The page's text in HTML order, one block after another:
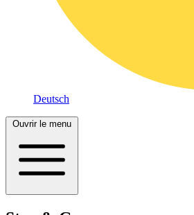
Deutsch
Ouvrir le menu